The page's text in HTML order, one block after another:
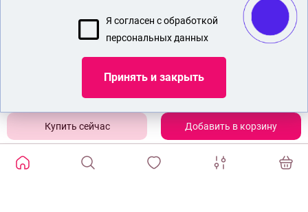
Добавить в корзину
ЭРОТИЧЕСКОЕ БЕЛЬЕ
Показать еще
Я согласен с обработкой
персональных данных
Принять и закрыть